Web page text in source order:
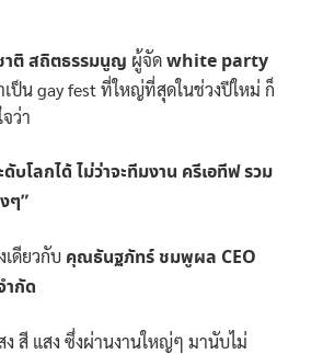
ติ สถิตธรรมนูญ ผู้จัดwhite party
ป็น gay fest ที่ใหญ่ที่สุดในช่วงปีใหม่ ก็
ว่า
บโลกได้ ไม่ว่าจะทีมงาน ครีเอทีฟ รวม
ๆ”
เดียวกับ คุณธันฐภัทร์ ชมพูผล CEO
ำกัด
สี แสง ซึ่งผ่านงานใหญ่ๆ มานับไม่